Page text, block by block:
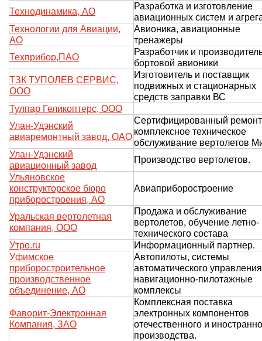
Технодинамика, АО
Разработка и изготовление
авиационных систем и
Технологии для Авиации,
АО
Авионика, авиационные
тренажеры
Техприбор,ПАО
Разработчик и
бортовой авионики
ТЗК ТУПОЛЕВ СЕРВИС,
ООО
Изготовитель и поставщик
подвижных и стационарных
средств заправки ВС
Тулпар Геликоптерс, ООО
Улан-Удэнский
авиаремонтный завод, ОАО
Сертифицированный
комплексное техническое
обслуживание вертолетов
Улан-Удэнский
авиационный завод
Производство вертолетов.
Ульяновское
конструкторское бюро
приборостроения, АО
Авиаприборостроение
Уральская вертолетная
компания, ООО
Продажа и обслуживание
вертолетов, обучение летно-
технического состава
Утро.ru
Информационный партнер.
Уфимское
приборостроительное
производственное
объединение, АО
Автопилоты, системы
автоматического
навигационно-пилотажные
комплексы
Фаворит-Электронная
Компания, ЗАО
Комплексная поставка
электронных компонентов
отечественного и
производства.